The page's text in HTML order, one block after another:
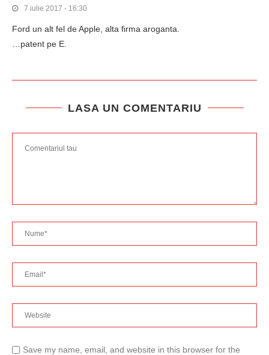
7 iulie 2017 - 16:30
Ford un alt fel de Apple, alta firma aroganta.
…patent pe E.
LASA UN COMENTARIU
Save my name, email, and website in this browser for the